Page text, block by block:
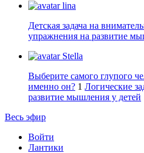
lina
Детская задача на
упражнения на развитие
Stella
Выберите самого глупого
именно он? 1 Логические
развитие мышления у детей
Весь эфир
Войти
Лантики